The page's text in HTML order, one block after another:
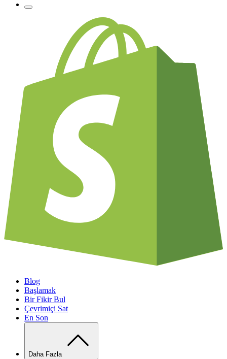
Blog
Başlamak
Bir Fikir Bul
Çevrimiçi Sat
En Son
Daha Fazla